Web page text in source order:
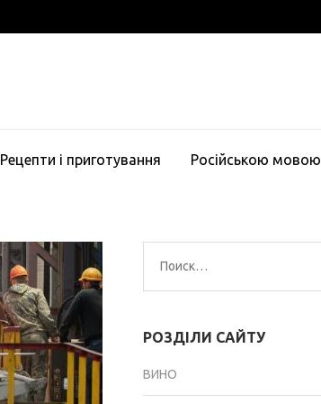
Рецепти і приготування Російською мовою
Найти:
РОЗДІЛИ САЙТУ
ВИНО